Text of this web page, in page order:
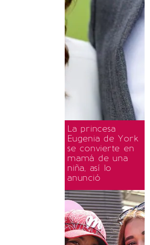
La princesa
Eugenia de York
se convierte en
mamá de una
niña, así lo
anunció